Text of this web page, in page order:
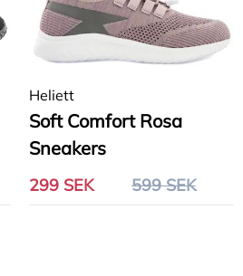
Heliett
Soft Comfort Rosa
Sneakers
299 SEK 599 SEK